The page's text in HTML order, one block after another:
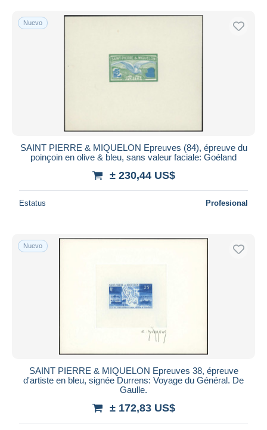
Nuevo
SAINT PIERRE & MIQUELON Epreuves (84), épreuve du
poinçoin en olive & bleu, sans valeur faciale: Goéland
± 230,44 US$
Estatus Profesional
Nuevo
SAINT PIERRE & MIQUELON Epreuves 38, épreuve
d'artiste en bleu, signée Durrens: Voyage du Général. De
Gaulle.
± 172,83 US$